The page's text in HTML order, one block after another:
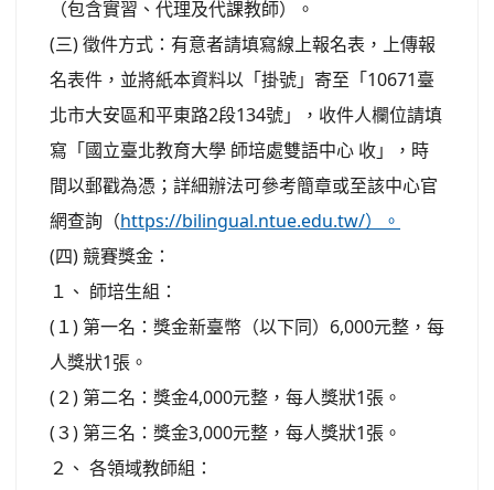
（包含實習、代理及代課教師）。
(三) 徵件方式：有意者請填寫線上報名表，上傳報
名表件，並將紙本資料以「掛號」寄至「10671臺
北市大安區和平東路2段134號」，收件人欄位請填
寫「國立臺北教育大學 師培處雙語中心 收」，時
間以郵戳為憑；詳細辦法可參考簡章或至該中心官
網查詢（https://bilingual.ntue.edu.tw/）。
(四) 競賽獎金：
１、 師培生組：
(１) 第一名：獎金新臺幣（以下同）6,000元整，每
人獎狀1張。
(２) 第二名：獎金4,000元整，每人獎狀1張。
(３) 第三名：獎金3,000元整，每人獎狀1張。
２、 各領域教師組：